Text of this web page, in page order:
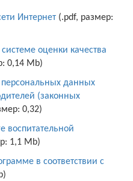
Интернет (.pdf, размер:
оценки качества
0,14 Mb)
персональных данных
(законных
0,32)
воспитательной
1,1 Mb)
в соответствии с
сайта более не
по адресу: